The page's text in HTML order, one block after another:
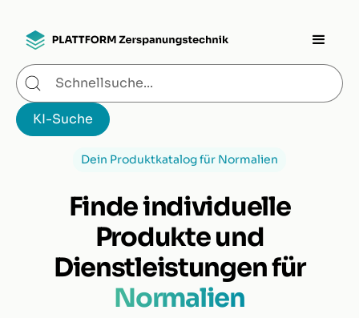
Dein Produktkatalog für Normalien
Finde individuelle
Produkte und
Dienstleistungen für
Normalien